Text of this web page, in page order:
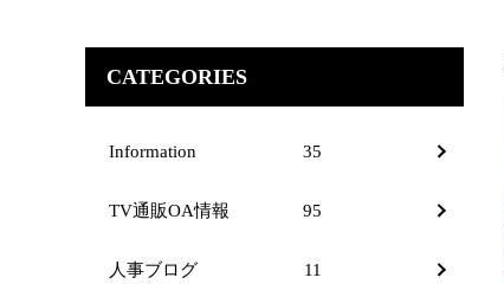
CATEGORIES
Information 35
TV通販OA情報 95
人事ブログ 11